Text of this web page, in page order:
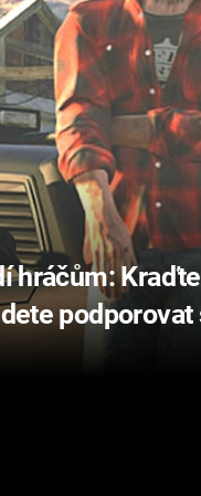
hráčům: